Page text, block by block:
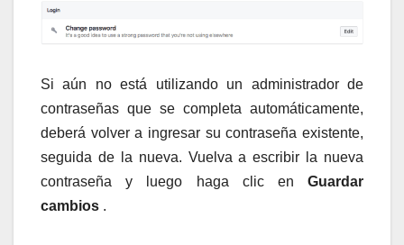
Si aún no está utilizando un administrador de
contraseñas que se completa automáticamente,
deberá volver a ingresar su contraseña existente,
seguida de la nueva. Vuelva a escribir la nueva
contraseña y luego haga clic en Guardar
cambios .